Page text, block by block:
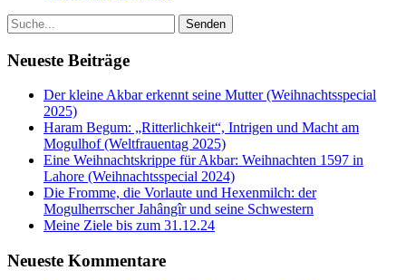
Neueste Beiträge
Der kleine Akbar erkennt seine Mutter (Weihnachtsspecial
2025)
Haram Begum: „Ritterlichkeit“, Intrigen und Macht am
Mogulhof (Weltfrauentag 2025)
Eine Weihnachtskrippe für Akbar: Weihnachten 1597 in
Lahore (Weihnachtsspecial 2024)
Die Fromme, die Vorlaute und Hexenmilch: der
Mogulherrscher Jahângîr und seine Schwestern
Meine Ziele bis zum 31.12.24
Neueste Kommentare